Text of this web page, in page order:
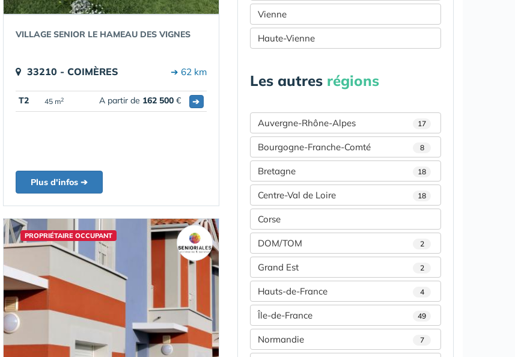
VILLAGE SENIOR LE HAMEAU DES VIGNES
33210 - COIMÈRES ➔ 62 km
T2 45 m2 A partir de 162 500 € ➔
Plus d'infos ➔
PROPRIÉTAIRE OCCUPANT
Vienne
Haute-Vienne
Les autres régions
Auvergne-Rhône-Alpes 17
Bourgogne-Franche-Comté 8
Bretagne 18
Centre-Val de Loire 18
Corse
DOM/TOM 2
Grand Est 2
Hauts-de-France 4
Île-de-France 49
Normandie 7